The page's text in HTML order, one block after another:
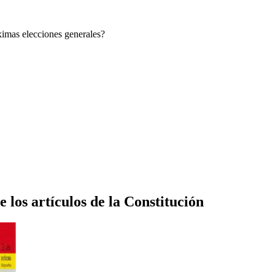
elecciones generales?
los artículos de la Constitución